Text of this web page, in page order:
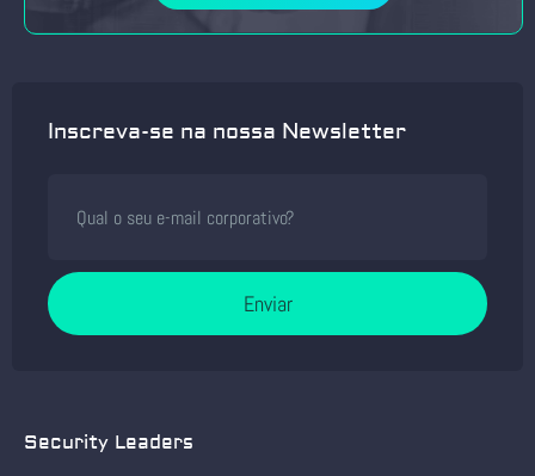
Inscreva-se na nossa Newsletter
Enviar
Security Leaders